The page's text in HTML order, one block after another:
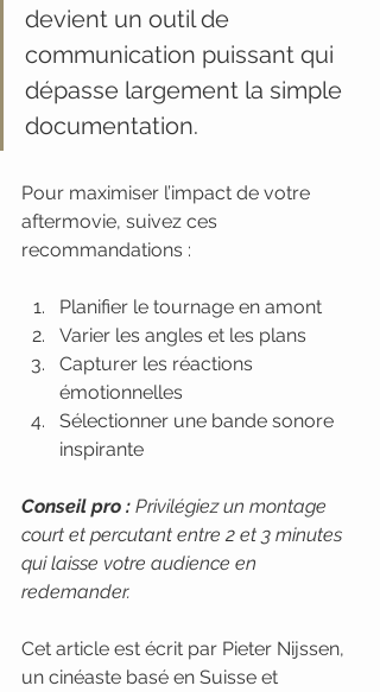
devient un outil de
communication puissant qui
dépasse largement la simple
documentation.
Pour maximiser l’impact de votre
aftermovie, suivez ces
recommandations :
Planifier le tournage en amont
Varier les angles et les plans
Capturer les réactions
émotionnelles
Sélectionner une bande sonore
inspirante
Conseil pro : Privilégiez un montage
court et percutant entre 2 et 3 minutes
qui laisse votre audience en
redemander.
Cet article est écrit par Pieter Nijssen,
un cinéaste basé en Suisse et